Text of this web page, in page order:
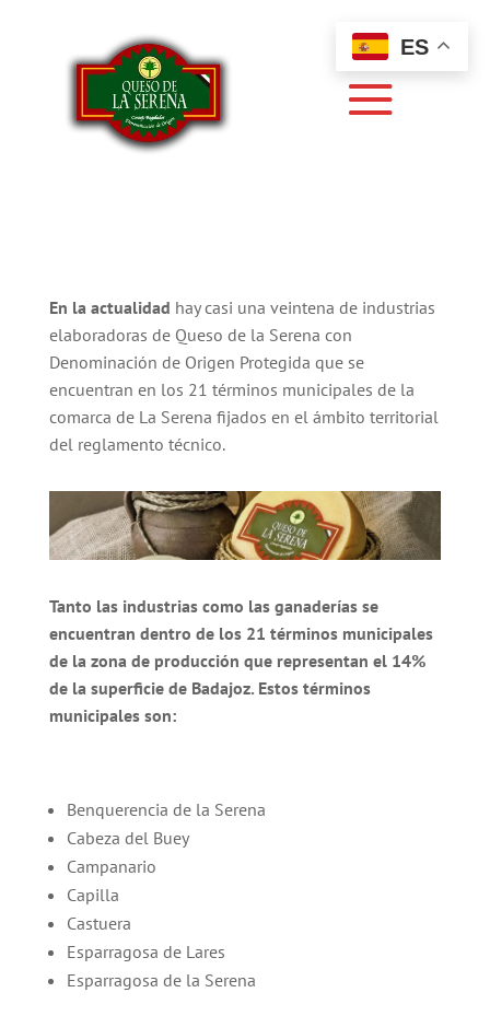
En la actualidad hay casi una veintena de industrias
elaboradoras de Queso de la Serena con
Denominación de Origen Protegida que se
encuentran en los 21 términos municipales de la
comarca de La Serena fijados en el ámbito territorial
del reglamento técnico.
Tanto las industrias como las ganaderías se
encuentran dentro de los 21 términos municipales
de la zona de producción que representan el 14%
de la superficie de Badajoz. Estos términos
municipales son:
Benquerencia de la Serena
Cabeza del Buey
Campanario
Capilla
Castuera
Esparragosa de Lares
Esparragosa de la Serena
ES